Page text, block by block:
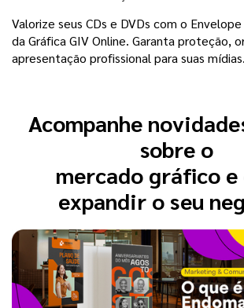
Valorize seus CDs e DVDs com o
da Gráfica GIV Online. Garanta proteção,
apresentação profissional para suas mídias.
Acompanhe
sobre o
mercado gráfico e
expandir o seu